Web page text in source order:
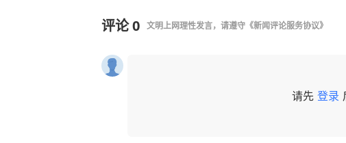
评论0 文明上网理性发言，请遵守 《新闻评论服务协议》
请先 登录